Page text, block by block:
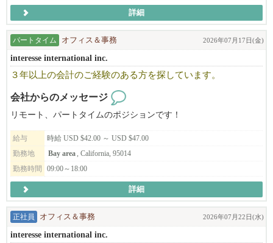
アメリカでは​3000円前後が普通の値段！
海外旅行に行ってびっくりしてしまう人もいますよね。
それは、そのブランドやそこで働くスタッフに対するリスペクト
の表れ。
国内と比べる訳ではありませんが、そういった部分が大きく違う
だからこそ、働くスタッフには給与などの部分でしっかりと還元
することができているんです！
◆◇実際に、当社で働く日本人スタッフの給与は
​※月給975,5334円～1,575,4260円​ →​ 6173ドル～9970ドル以上 ​※
$1=¥1​58 （2026年3月換算）
頑張って働いてもらった分は、しっかりと給与で評価していま
す。
◆◇働きやすい環境面も完備！
既定の休暇・勤務時間を遵守する事が法律で定められており、
公休やシフト管理された勤務時間など、無理なく働ける環境が整
詳細
パートタイム オフィス＆事務 2026年07月17日(金)
interesse international inc.
３年以上の会計のご経験のある方を探しています。
会社からのメッセージ
リモート、パートタイムのポジションです！
給与
時給 USD $42.00 ～ USD $47.00
勤務地
Bay area , California, 95014
勤務時間
09:00～18:00
詳細
正社員 オフィス＆事務 2026年07月22日(水)
interesse international inc.